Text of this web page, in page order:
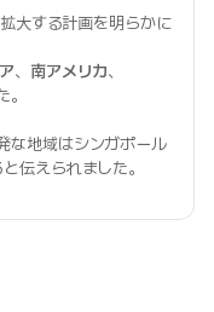
大する計画を明らかに
、 南アメリカ、
な地域はシンガポール
伝えられました。